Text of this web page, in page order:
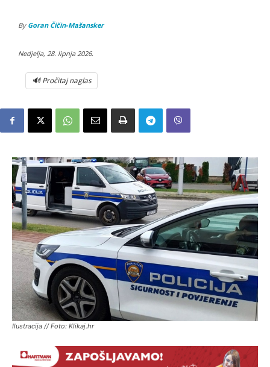
By Goran Čičin-Mašansker
Nedjelja, 28. lipnja 2026.
🔊 Pročitaj naglas
Ilustracija // Foto: Klikaj.hr